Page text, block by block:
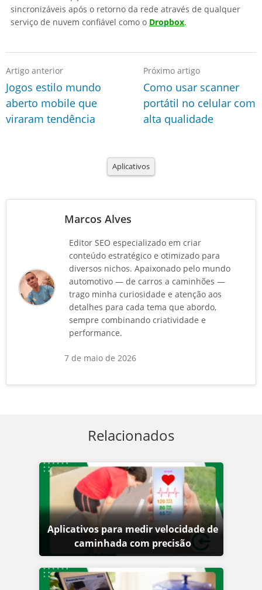
sincronizáveis após o retorno da rede através de qualquer
serviço de nuvem confiável como o Dropbox.
Artigo anterior
Jogos estilo mundo
aberto mobile que
viraram tendência
Próximo artigo
Como usar scanner
portátil no celular com
alta qualidade
Aplicativos
Marcos Alves
Editor SEO especializado em criar
conteúdo estratégico e otimizado para
diversos nichos. Apaixonado pelo mundo
automotivo — de carros a caminhões —
trago minha curiosidade e atenção aos
detalhes para cada tema que abordo,
sempre combinando criatividade e
performance.
7 de maio de 2026
Relacionados
Aplicativos para medir velocidade de
caminhada com precisão